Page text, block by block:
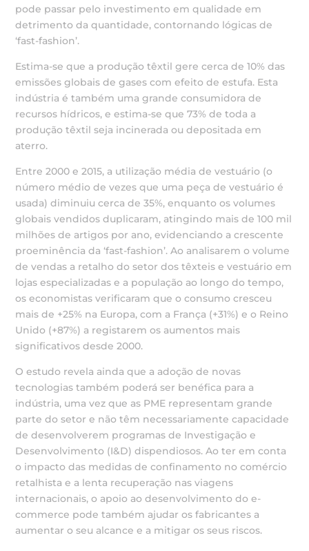
pode passar pelo investimento em qualidade em
detrimento da quantidade, contornando lógicas de
‘fast-fashion’.
Estima-se que a produção têxtil gere cerca de 10% das
emissões globais de gases com efeito de estufa. Esta
indústria é também uma grande consumidora de
recursos hídricos, e estima-se que 73% de toda a
produção têxtil seja incinerada ou depositada em
aterro.
Entre 2000 e 2015, a utilização média de vestuário (o
número médio de vezes que uma peça de vestuário é
usada) diminuiu cerca de 35%, enquanto os volumes
globais vendidos duplicaram, atingindo mais de 100 mil
milhões de artigos por ano, evidenciando a crescente
proeminência da ‘fast-fashion’. Ao analisarem o volume
de vendas a retalho do setor dos têxteis e vestuário em
lojas especializadas e a população ao longo do tempo,
os economistas verificaram que o consumo cresceu
mais de +25% na Europa, com a França (+31%) e o Reino
Unido (+87%) a registarem os aumentos mais
significativos desde 2000.
O estudo revela ainda que a adoção de novas
tecnologias também poderá ser benéfica para a
indústria, uma vez que as PME representam grande
parte do setor e não têm necessariamente capacidade
de desenvolverem programas de Investigação e
Desenvolvimento (I&D) dispendiosos. Ao ter em conta
o impacto das medidas de confinamento no comércio
retalhista e a lenta recuperação nas viagens
internacionais, o apoio ao desenvolvimento do e-
commerce pode também ajudar os fabricantes a
aumentar o seu alcance e a mitigar os seus riscos.